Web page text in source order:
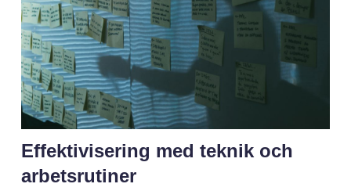
Effektivisering med teknik och
arbetsrutiner